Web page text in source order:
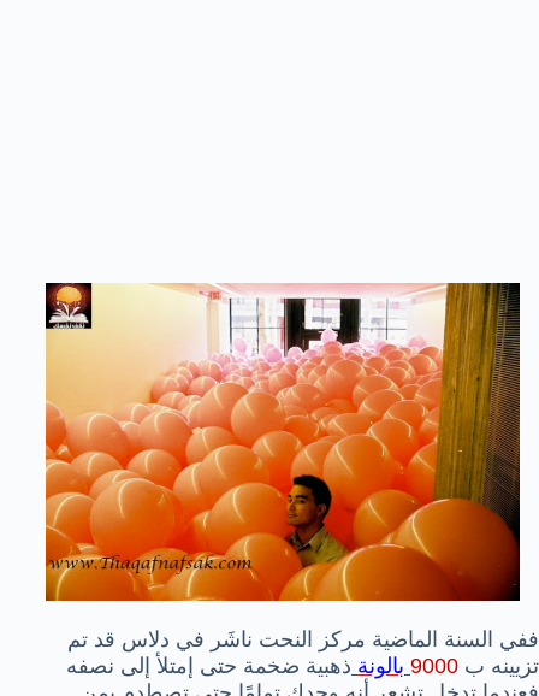
ففي السنة الماضية مركز النحت ناشَر في دلاس قد تم
تزيينه ب
بالونة ذهبية ضخمة حتى إمتلأ إلى نصفه